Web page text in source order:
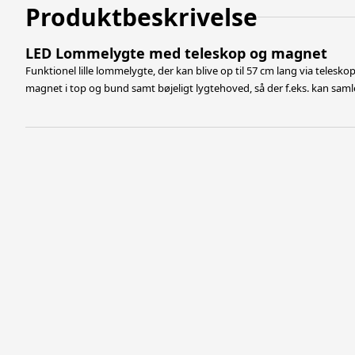
Produktbeskrivelse
LED Lommelygte med teleskop og magnet
Funktionel lille lommelygte, der kan blive op til 57 cm lang via
magnet i top og bund samt bøjeligt lygtehoved, så der f.eks. kan